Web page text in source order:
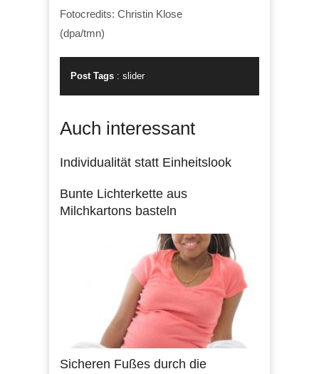
Fotocredits: Christin Klose
(dpa/tmn)
Post Tags : slider
Auch interessant
Individualität statt Einheitslook
Bunte Lichterkette aus
Milchkartons basteln
Sicheren Fußes durch die